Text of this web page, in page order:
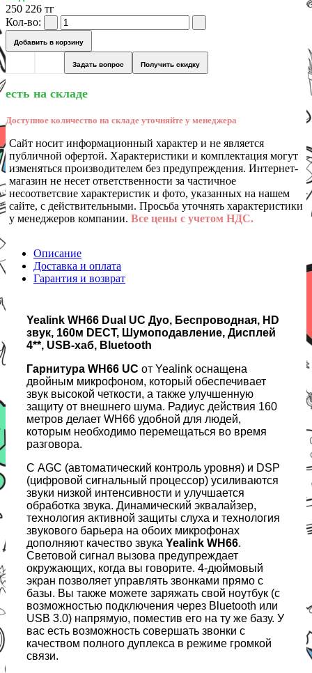
250 226 тг
Кол-во:
Добавить в корзину
Задать вопрос Получить скидку
есть на складе
Доступное количество на складе уточняйте у менеджера
Сайт носит информационный характер и не является
публичной офертой. Характеристики и комплектация могут
изменяться производителем без предупреждения. Интернет-
магазин не несет ответственности за частичное
несоответсвие характеристик и фото, указанных на нашем
сайте, с действительными. Просьба уточнять характеристики
у менеджеров компании. Все цены с учетом НДС.
Описание
Доставка и оплата
Гарантия и возврат
Yealink WH66 Dual UC Дуо, Беспроводная, HD
звук, 160м DECT, Шумоподавление, Дисплей
4**, USB-хаб, Bluetooth
Гарнитура WH66 UC от Yealink оснащена
двойным микрофоном, который обеспечивает
звук высокой четкости, а также улучшенную
защиту от внешнего шума. Радиус действия 160
метров делает WH66 удобной для людей,
которым необходимо перемещаться во время
разговора.
С AGC (автоматический контроль уровня) и DSP
(цифровой сигнальный процессор) усиливаются
звуки низкой интенсивности и улучшается
обработка звука. Динамический эквалайзер,
технология активной защиты слуха и технология
звукового барьера на обоих микрофонах
дополняют качество звука Yealink WH66.
Световой сигнал вызова предупреждает
окружающих, когда вы говорите. 4-дюймовый
экран позволяет управлять звонками прямо с
базы. Вы также можете заряжать свой ноутбук (с
возможностью подключения через Bluetooth или
USB 3.0) напрямую, поместив его на ту же базу. У
вас есть возможность совершать звонки с
качеством полного дуплекса в режиме громкой
связи.